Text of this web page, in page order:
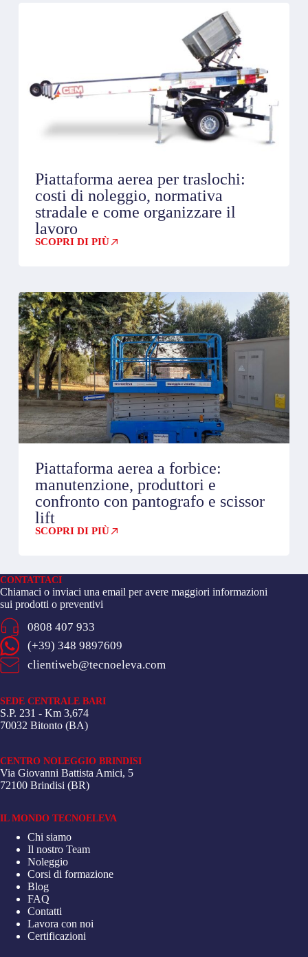
Piattaforma aerea per traslochi:
costi di noleggio, normativa
stradale e come organizzare il
lavoro
SCOPRI DI PIÙ
Piattaforma aerea a forbice:
manutenzione, produttori e
confronto con pantografo e scissor
lift
SCOPRI DI PIÙ
CONTATTACI
Chiamaci o inviaci una email per avere maggiori informazioni
sui prodotti o preventivi
0808 407 933
(+39) 348 9897609
clientiweb@tecnoeleva.com
SEDE CENTRALE BARI
S.P. 231 - Km 3,674
70032 Bitonto (BA)
CENTRO NOLEGGIO BRINDISI
Via Giovanni Battista Amici, 5
72100 Brindisi (BR)
IL MONDO TECNOELEVA
Chi siamo
Il nostro Team
Noleggio
Corsi di formazione
Blog
FAQ
Contatti
Lavora con noi
Certificazioni